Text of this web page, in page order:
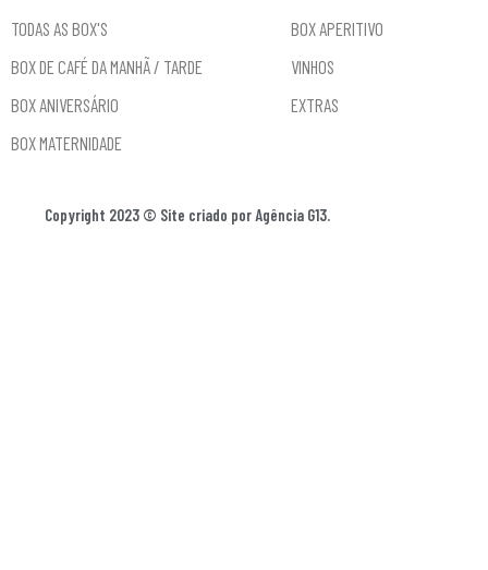
TODAS AS BOX'S
BOX DE CAFÉ DA MANHÃ / TARDE
BOX ANIVERSÁRIO
BOX MATERNIDADE
BOX APERITIVO
VINHOS
EXTRAS
Copyright 2023 © Site criado por Agência G13.